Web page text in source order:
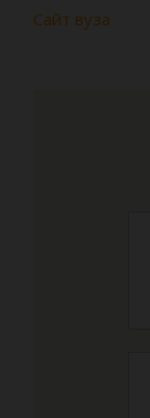
Сайт вуза